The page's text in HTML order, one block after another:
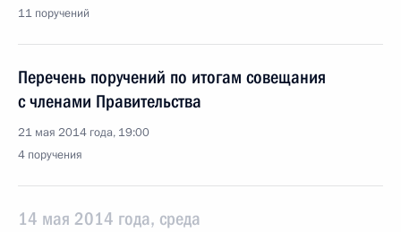
11 поручений
Перечень поручений по итогам совещания
с членами Правительства
21 мая 2014 года, 19:00
4 поручения
14 мая 2014 года, среда